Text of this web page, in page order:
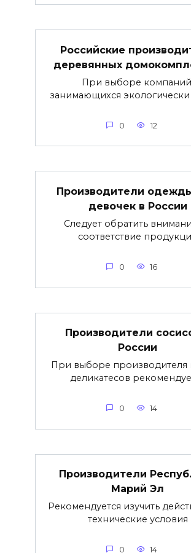
Российские
деревянных
При выборе
занимающихся
0 12
Производители
девочек в России
Следует обратить
соответствие
0 16
Производители
России
При выборе производителя
деликатесов
0 14
Производители
Марий Эл
Рекомендуется изучить
технические условия
0 14